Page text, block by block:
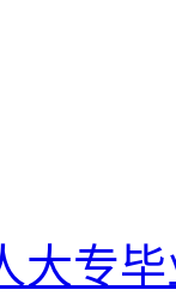
大专